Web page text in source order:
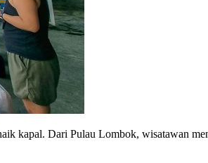
kapal. Dari Pulau Lombok, wisatawan